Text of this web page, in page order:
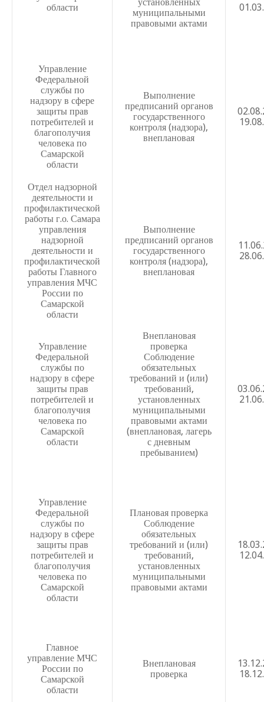
АСУ РСО
Положение о ведении алфавитной книги записи
Положение о комиссии по противодействию коррупции
Положение о школьном конкурсе «Ученик года»
Положение о школьном заочном конкурсе «Учитель
Положение о школьной форме и внешнем виде
Положение о порядке ведения личных дел педагогов и
Положение о символике МБОУ Школы №29 г.о. Самара
Положение об общественном совете ОУ по вопросам
информации в Интернете
Положение о едином орфографическом режиме
Положение о самообследовании в МБОУ Школе № 29
Политика безопасности персональных данных МБОУ
Положение о защите персональных данных работников
Положение об обработке и защите персональных
Положение об организации и проведении аттестации
на соответствие занимаемой должности,
деятельность в МБОУ Школа № 29 г.о. Самара
Положение по организации и проведению работ по
персональных данных при их обработке в
персональных данных МБОУ Школа № 29 г.о. Самара
Положение о школьном спортивном клубе
Инструкция по работе с инвалидами
Положение о внедрении и использовании АСУ РСО
Положение о порядке и формах проведения итоговой
Положение о порядке организации дистанционного
Положение о порядке учета, заполнения и выдачи
Положение о родительском контроле за питанием
Положение о службе медиации в школе
Положение о совете родителей
Положение об индивидуальной программе
Положение о комиссии по урегулированию споров
области
муниципальными
правовыми актами
Управление
Федеральной
службы по
надзору в сфере
защиты прав
потребителей и
благополучия
человека по
Самарской
области
Выполнение
предписаний органов
государственного
контроля (надзора),
внеплановая
Отдел надзорной
деятельности и
профилактической
работы г.о. Самара
управления
надзорной
деятельности и
профилактической
работы Главного
управления МЧС
России по
Самарской
области
Выполнение
предписаний органов
государственного
контроля (надзора),
внеплановая
Управление
Федеральной
службы по
надзору в сфере
защиты прав
потребителей и
благополучия
человека по
Самарской
области
Внеплановая
проверка
Соблюдение
обязательных
требований и (или)
требований,
установленных
муниципальными
правовыми актами
(внеплановая, лагерь
с дневным
пребыванием)
Управление
Федеральной
службы по
надзору в сфере
защиты прав
потребителей и
благополучия
человека по
Самарской
области
Плановая проверка
Соблюдение
обязательных
требований и (или)
требований,
установленных
муниципальными
правовыми актами
Главное
управление МЧС
России по
Самарской
области
Внеплановая
проверка